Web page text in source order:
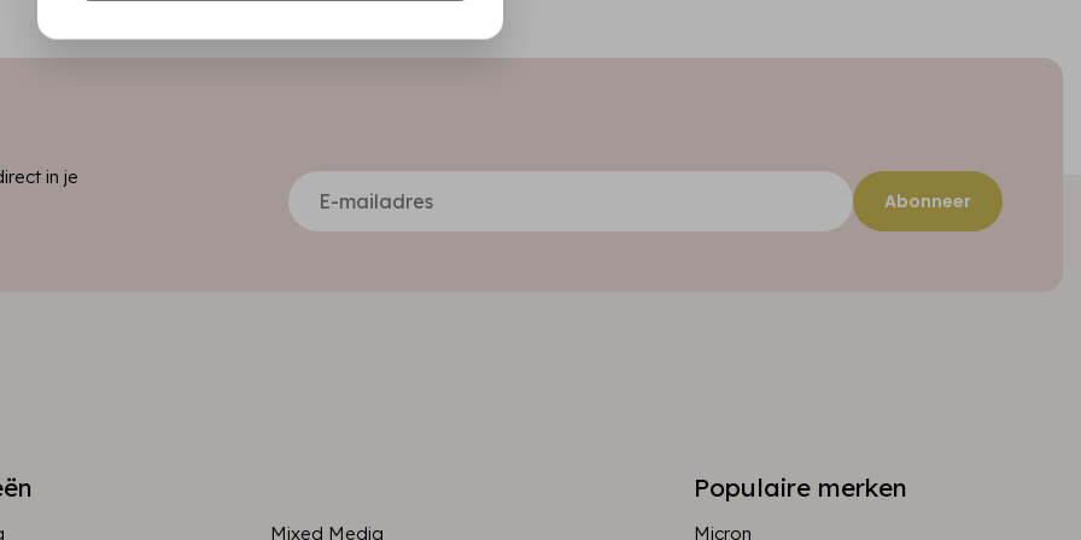
in je
Abonneer
Mixed Media
Populaire merken
Micron